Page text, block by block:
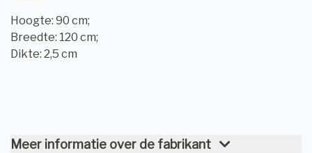
Hoogte: 90 cm;
Breedte: 120 cm;
Dikte: 2,5 cm
Meer informatie over de fabrikant